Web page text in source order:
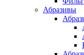
Абразивы